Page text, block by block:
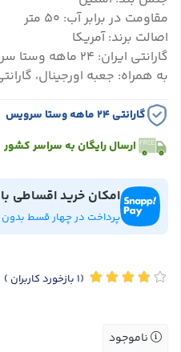
مقاومت در برابر آب: ۵۰ متر
اصالت برند: آمریکا
گارانتی ایران: ۲۴ ماهه وستا سرویس
به همراه: جعبه اورجینال،
گارانتی ۲۴ ماهه وستا سرویس
ارسال رایگان به سراسر کشور
امکان خرید اقساطی
پرداخت در چهار قسط بدون
(1 بازخورد کاربران )
ناموجود